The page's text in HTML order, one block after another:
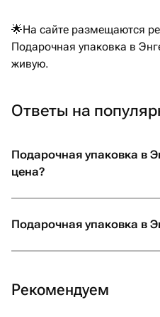
🌟На сайте размещаются
Подарочная упаковка в
живую.
Ответы на
Подарочная упаковка в
цена?
Подарочная упаковка в
Рекомендуем